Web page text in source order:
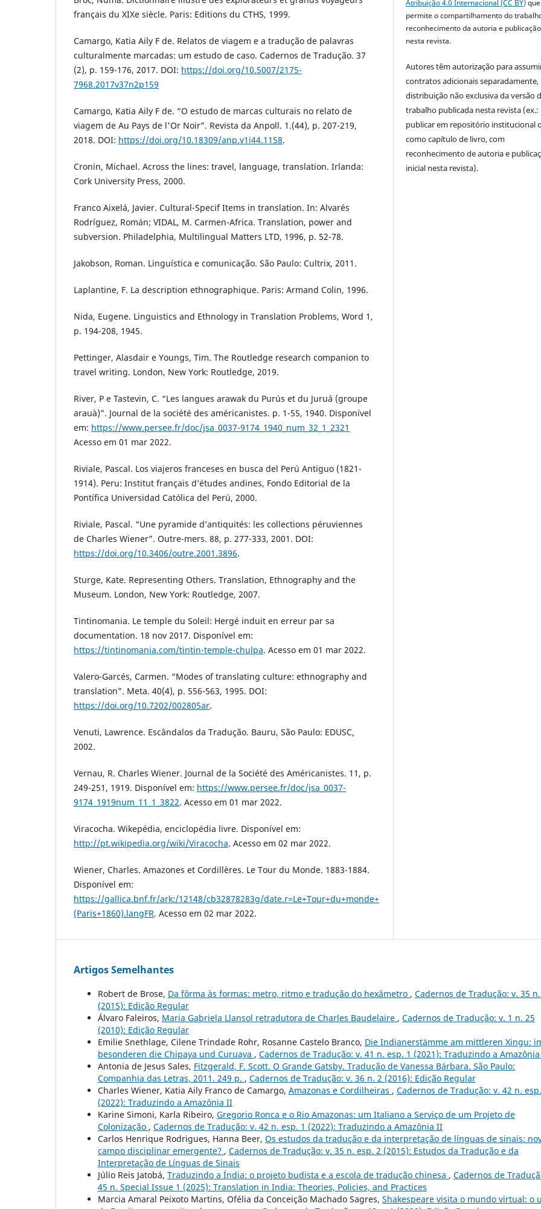
français du XIXe siècle. Paris: Editions du CTHS, 1999.
Camargo, Katia Aily F de. Relatos de viagem e a tradução de palavras
culturalmente marcadas: um estudo de caso. Cadernos de Tradução. 37
(2), p. 159-176, 2017. DOI: https://doi.org/10.5007/2175-
7968.2017v37n2p159
Camargo, Katia Aily F de. “O estudo de marcas culturais no relato de
viagem de Au Pays de l'Or Noir”. Revista da Anpoll. 1.(44), p. 207-219,
2018. DOI: https://doi.org/10.18309/anp.v1i44.1158.
Cronin, Michael. Across the lines: travel, language, translation. Irlanda:
Cork University Press, 2000.
Franco Aixelá, Javier. Cultural-Specif Items in translation. In: Alvarés
Rodríguez, Román; VIDAL, M. Carmen-Africa. Translation, power and
subversion. Philadelphia, Multilingual Matters LTD, 1996, p. 52-78.
Jakobson, Roman. Linguística e comunicação. São Paulo: Cultrix, 2011.
Laplantine, F. La description ethnographique. Paris: Armand Colin, 1996.
Nida, Eugene. Linguistics and Ethnology in Translation Problems, Word 1,
p. 194-208, 1945.
Pettinger, Alasdair e Youngs, Tim. The Routledge research companion to
travel writing. London, New York: Routledge, 2019.
River, P e Tastevin, C. “Les langues arawak du Purús et du Juruá (groupe
arauà)”. Journal de la société des américanistes. p. 1-55, 1940. Disponível
em: https://www.persee.fr/doc/jsa_0037-9174_1940_num_32_1_2321
Acesso em 01 mar 2022.
Riviale, Pascal. Los viajeros franceses en busca del Perú Antiguo (1821-
1914). Peru: Institut français d’études andines, Fondo Editorial de la
Pontífica Universidad Católica del Perú, 2000.
Riviale, Pascal. “Une pyramide d’antiquités: les collections péruviennes
de Charles Wiener”. Outre-mers. 88, p. 277-333, 2001. DOI:
https://doi.org/10.3406/outre.2001.3896.
Sturge, Kate. Representing Others. Translation, Ethnography and the
Museum. London, New York: Routledge, 2007.
Tintinomania. Le temple du Soleil: Hergé induit en erreur par sa
documentation. 18 nov 2017. Disponível em:
https://tintinomania.com/tintin-temple-chulpa. Acesso em 01 mar 2022.
Valero-Garcés, Carmen. “Modes of translating culture: ethnography and
translation”. Meta. 40(4), p. 556-563, 1995. DOI:
https://doi.org/10.7202/002805ar.
Venuti, Lawrence. Escândalos da Tradução. Bauru, São Paulo: EDUSC,
2002.
Vernau, R. Charles Wiener. Journal de la Société des Américanistes. 11, p.
249-251, 1919. Disponível em: https://www.persee.fr/doc/jsa_0037-
9174_1919num_11_1_3822. Acesso em 01 mar 2022.
Viracocha. Wikepédia, enciclopédia livre. Disponível em:
http://pt.wikipedia.org/wiki/Viracocha. Acesso em 02 mar 2022.
Wiener, Charles. Amazones et Cordillères. Le Tour du Monde. 1883-1884.
Disponível em:
https://gallica.bnf.fr/ark:/12148/cb32878283g/date.r=Le+Tour+du+monde+
(Paris+1860).langFR. Acesso em 02 mar 2022.
Atribuição 4.0 Internacional (CC BY)que
permite o compartilhamento do
reconhecimento da autoria e
nesta revista.
Autores têm autorização para
contratos adicionais separadamente,
distribuição não exclusiva da versão
trabalho publicada nesta revista (ex.:
publicar em repositório institucional
como capítulo de livro, com
reconhecimento de autoria e
inicial nesta revista).
Artigos Semelhantes
Robert de Brose, Da fôrma às formas: metro, ritmo e tradução do hexâmetro , Cadernos de Tradução: v. 35
(2015): Edição Regular
Álvaro Faleiros, Maria Gabriela Llansol retradutora de Charles Baudelaire , Cadernos de Tradução: v. 1 n. 25
(2010): Edição Regular
Emilie Snethlage, Cilene Trindade Rohr, Rosanne Castelo Branco, Die Indianerstämme am mittleren Xingu:
besonderen die Chipaya und Curuaya , Cadernos de Tradução: v. 41 n. esp. 1 (2021): Traduzindo a
Antonia de Jesus Sales, Fitzgerald, F. Scott. O Grande Gatsby. Tradução de Vanessa Bárbara. São Paulo:
Companhia das Letras, 2011. 249 p. , Cadernos de Tradução: v. 36 n. 2 (2016): Edição Regular
Charles Wiener, Katia Aily Franco de Camargo, Amazonas e Cordilheiras , Cadernos de Tradução: v. 42 n.
(2022): Traduzindo a Amazônia II
Karine Simoni, Karla Ribeiro, Gregorio Ronca e o Rio Amazonas: um Italiano a Serviço de um Projeto de
Colonização , Cadernos de Tradução: v. 42 n. esp. 1 (2022): Traduzindo a Amazônia II
Carlos Henrique Rodrigues, Hanna Beer, Os estudos da tradução e da interpretação de línguas de sinais:
campo disciplinar emergente? , Cadernos de Tradução: v. 35 n. esp. 2 (2015): Estudos da Tradução e da
Interpretação de Línguas de Sinais
Júlio Reis Jatobá, Traduzindo a Índia: o projeto budista e a escola de tradução chinesa , Cadernos de
45 n. Special Issue 1 (2025): Translation in India: Theories, Policies, and Practices
Marcia Amaral Peixoto Martins, Ofélia da Conceição Machado Sagres, Shakespeare visita o mundo virtual: o